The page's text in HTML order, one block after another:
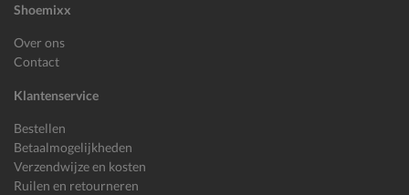
Shoemixx
Over ons
Contact
Klantenservice
Bestellen
Betaalmogelijkheden
Verzendwijze en kosten
Ruilen en retourneren